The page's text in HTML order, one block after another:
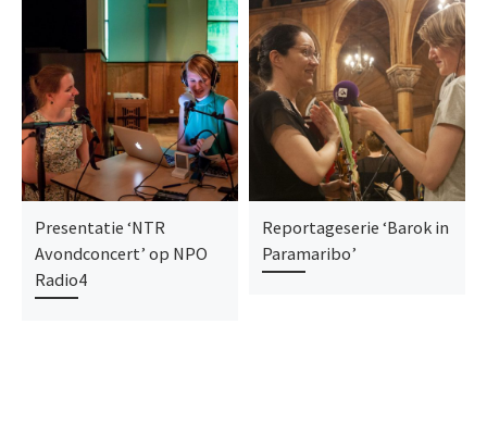
Presentatie ‘NTR
Avondconcert’ op NPO
Radio4
Reportageserie ‘Barok in
Paramaribo’